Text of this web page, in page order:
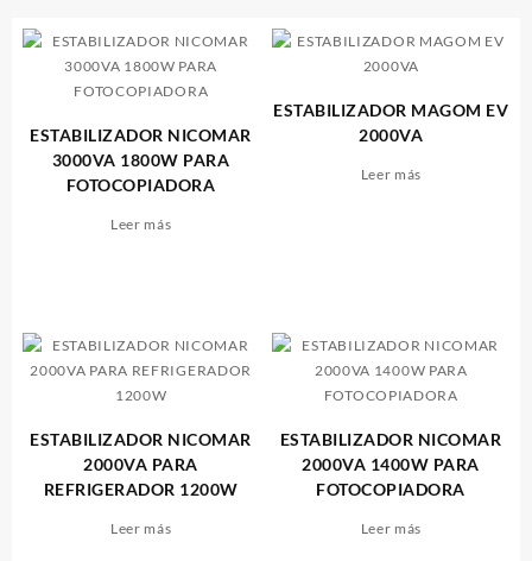
ESTABILIZADOR NICOMAR
3000VA 1800W PARA
FOTOCOPIADORA
Leer más
ESTABILIZADOR MAGOM EV
2000VA
Leer más
ESTABILIZADOR NICOMAR
2000VA PARA
REFRIGERADOR 1200W
Leer más
ESTABILIZADOR NICOMAR
2000VA 1400W PARA
FOTOCOPIADORA
Leer más